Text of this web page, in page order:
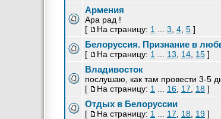
Армения
Ара рад !
[
На страницу: 1 3 4 5 ]
Белоруссия. Признание в
[ На страницу: 1 13 14 15 ]
Владивосток
послушаю, как там провести 3-5
[
На страницу: 1 16 17 18 ]
Отдых в Белоруссии
[ На страницу: 1 17 18 19 ]